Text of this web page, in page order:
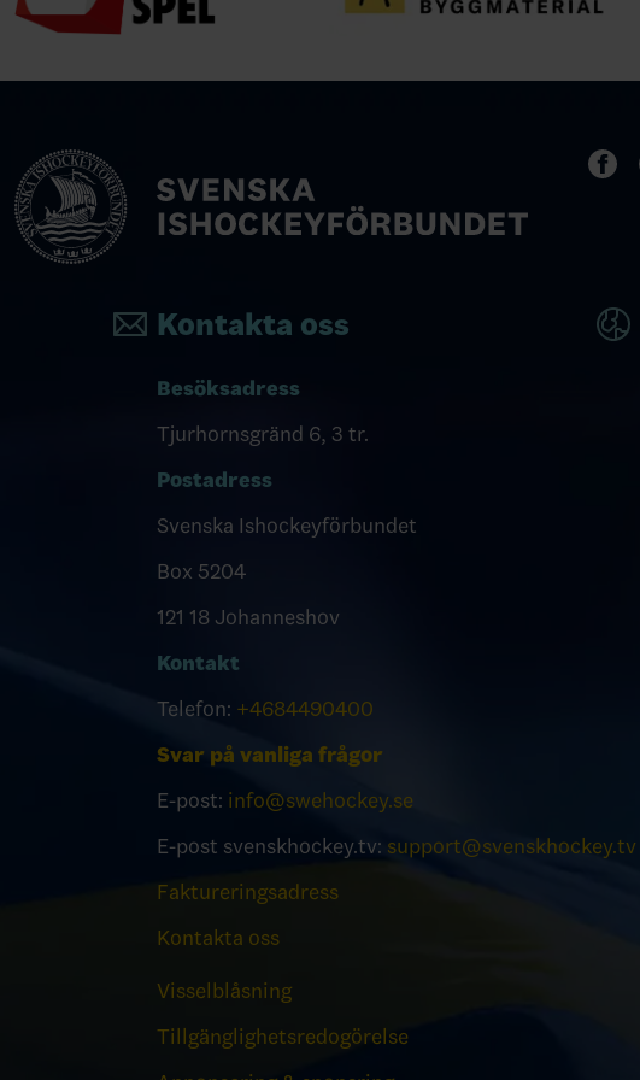
Kontakta oss
Besöksadress
Tjurhornsgränd 6, 3 tr.
Postadress
Svenska Ishockeyförbundet
Box 5204
121 18 Johanneshov
Kontakt
Telefon: +4684490400
Svar på vanliga frågor
E-post: info@swehockey.se
E-post svenskhockey.tv: support@svenskhockey.tv
Faktureringsadress
Kontakta oss
Visselblåsning
Tillgänglighetsredogörelse